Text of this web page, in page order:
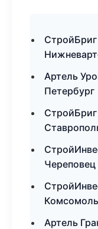
Артель
Петербург
Череповец
Артель